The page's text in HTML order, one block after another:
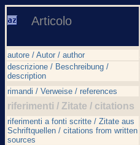
Articolo
autore / Autor / author
descrizione / Beschreibung /
description
rimandi / Verweise / references
riferimenti / Zitate / citations
riferimenti a fonti scritte / Zitate aus
Schriftquellen / citations from written
sources